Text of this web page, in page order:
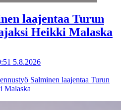
laajentaa Turun
Heikki Malaska
5.8.2026
Salminen laajentaa Turun
Malaska